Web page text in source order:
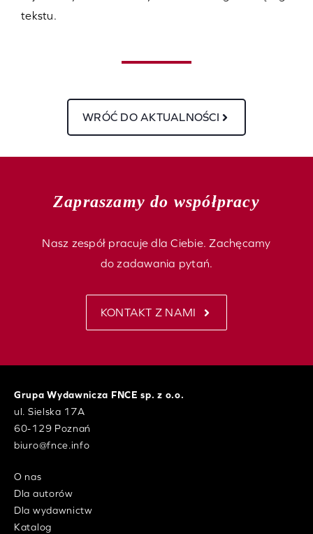
tekstu.
WRÓĆ DO AKTUALNOŚCI
Zapraszamy do współpracy
Nasz zespół pracuje dla Ciebie. Zachęcamy
do zadawania pytań.
KONTAKT Z NAMI
Grupa Wydawnicza FNCE sp. z o.o.
ul. Sielska 17A
60-129 Poznań
biuro@fnce.info
O nas
Dla autorów
Dla wydawnictw
Katalog